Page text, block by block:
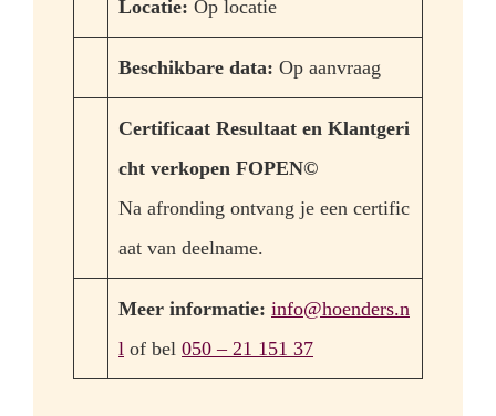
Locatie: Op locatie
Beschikbare data: Op aanvraag
Certificaat Resultaat en Klantgeri
cht verkopen FOPEN©
Na afronding ontvang je een certific
aat van deelname.
Meer informatie: info@hoenders.n
l of bel 050 – 21 151 37